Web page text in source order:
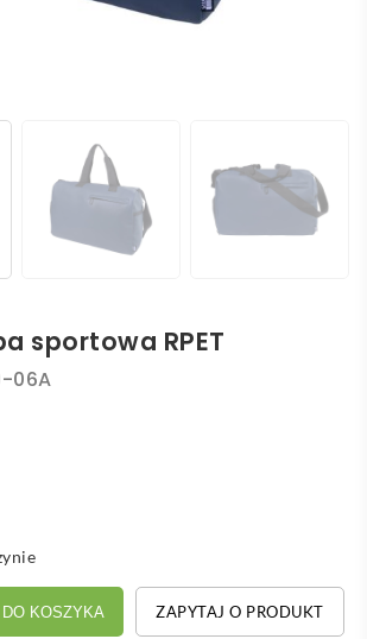
sportowa RPET
06A
KOSZYKA ZAPYTAJ O PRODUKT